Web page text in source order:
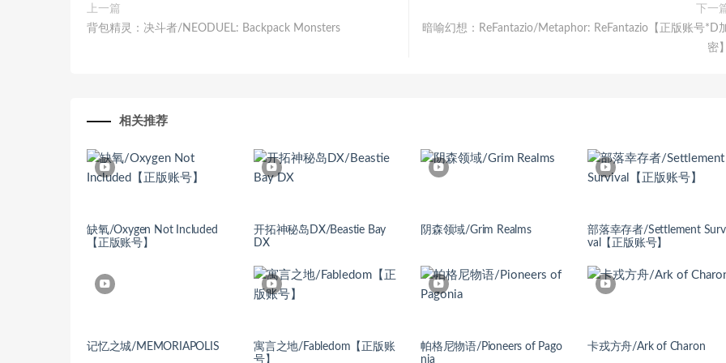
上一篇
背包精灵：决斗者/NEODUEL: Backpack Monsters
下一
暗喻幻想：ReFantazio/Metaphor: ReFantazio【正版账号*D
密】
相关推荐
缺氧/Oxygen Not Included
【正版账号】
开拓神秘岛DX/Beastie Bay
DX
阴森领域/Grim Realms
部落幸存者/Settlement
val【正版账号】
记忆之城/MEMORIAPOLIS
寓言之地/Fabledom【正版账
号】
帕格尼物语/Pioneers of Pago
nia
卡戎方舟/Ark of Charon